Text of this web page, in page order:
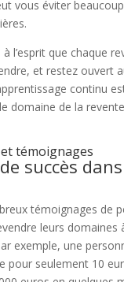
vous éviter
l’esprit que chaque
et restez ouvert
continu
domaine de la
témoignages
succès
témoignages de
leurs domaines
exemple, une
pour seulement 10